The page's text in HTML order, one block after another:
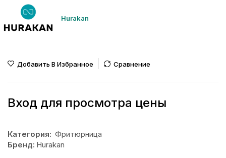
Hurakan
Добавить В Избранное Сравнение
Вход для просмотра цены
Категория: Фритюрница
Бренд: Hurakan